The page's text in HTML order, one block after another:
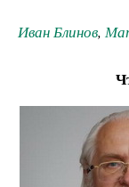
Иван Блинов,